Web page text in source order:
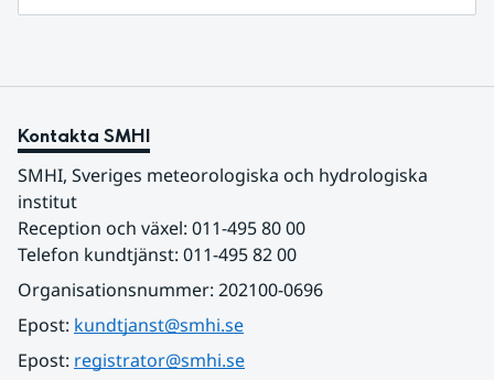
Kontakta SMHI
SMHI, Sveriges meteorologiska och hydrologiska
institut
Reception och växel: 011-495 80 00
Telefon kundtjänst: 011-495 82 00
Organisationsnummer: 202100-0696
Epost: kundtjanst@smhi.se
Epost: registrator@smhi.se